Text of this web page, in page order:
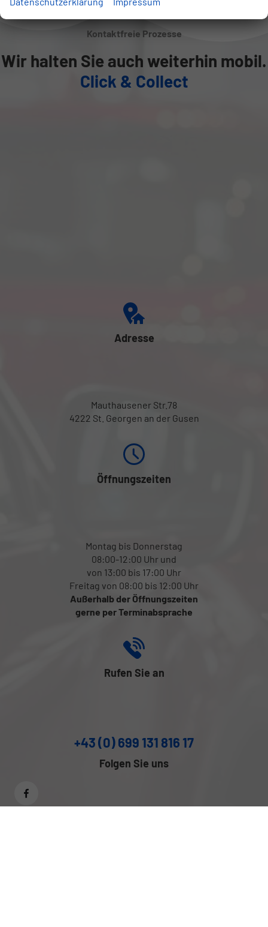
Kontaktfreie Prozesse
Wir halten Sie auch weiterhin mobil.
Click & Collect
Adresse
Mauthausener Str.78
4222 St. Georgen an der Gusen
Öffnungszeiten
Montag bis Donnerstag
08:00-12:00 Uhr und
von 13:00 bis 17:00 Uhr
Freitag von 08:00 bis 12:00 Uhr
Außerhalb der Öffnungszeiten
gerne per Terminabsprache
Rufen Sie an
+43 (0) 699 131 816 17
Folgen Sie uns